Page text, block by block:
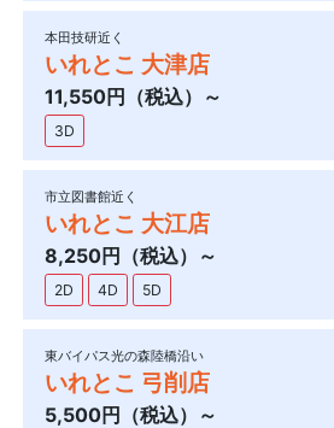
本田技研近く
いれとこ 大津店
11,550円（税込）～
3D
市立図書館近く
いれとこ 大江店
8,250円（税込）～
2D 4D 5D
東バイパス光の森陸橋沿い
いれとこ 弓削店
5,500円（税込）～